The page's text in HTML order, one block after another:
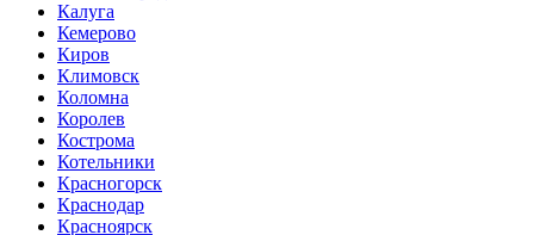
Калуга
Кемерово
Киров
Климовск
Коломна
Королев
Кострома
Котельники
Красногорск
Краснодар
Красноярск